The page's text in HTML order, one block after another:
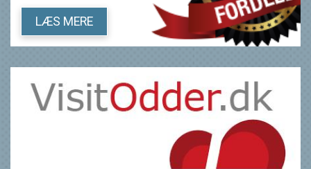
LÆS MERE